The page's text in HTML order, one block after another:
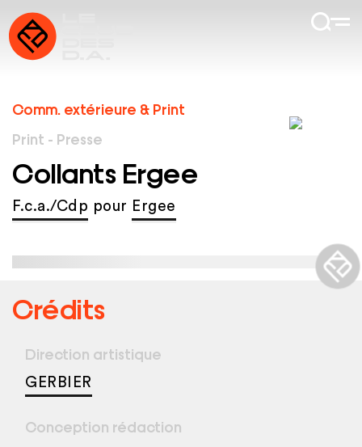
Comm. extérieure & Print
Print - Presse
Collants Ergee
F.c.a./Cdp pour Ergee
Crédits
Direction artistique
GERBIER
Conception rédaction